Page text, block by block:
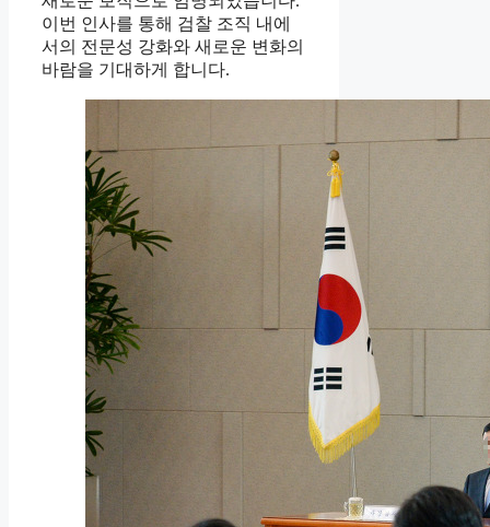
이번 인사를 통해 검찰 조직 내에
서의 전문성 강화와 새로운 변화의
바람을 기대하게 합니다.